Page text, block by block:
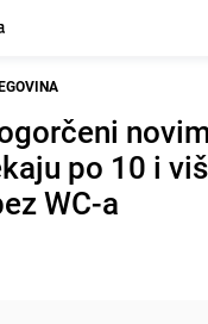
po 10 i
WC-a